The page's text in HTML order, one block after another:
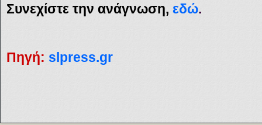
Συνεχίστε την ανάγνωση, εδώ.
Πηγή: slpress.gr